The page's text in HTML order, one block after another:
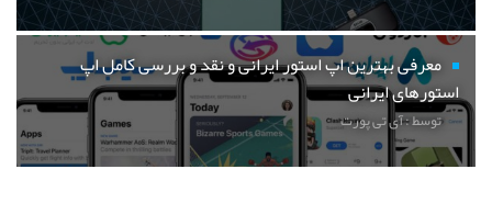
معرفی بهترین اپ استور ایرانی و نقد و بررسی کامل اپ
استورهای ایرانی
توسط : آی تی پورت